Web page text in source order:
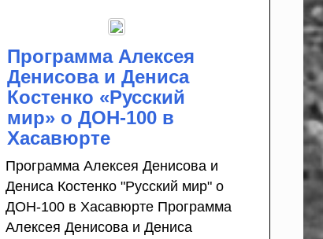
Программа Алексея
Денисова и Дениса
Костенко «Русский
мир» о ДОН-100 в
Хасавюрте
Программа Алексея Денисова и
Дениса Костенко "Русский мир" о
ДОН-100 в Хасавюрте Программа
Алексея Денисова и Дениса